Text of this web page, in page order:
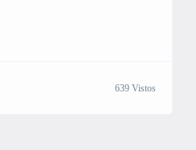
639 Vistos